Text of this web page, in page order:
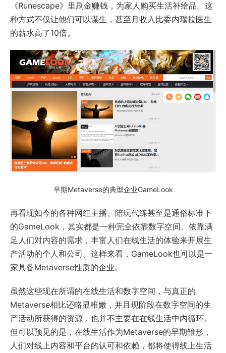
《Runescape》里刷金赚钱，为家人购买生活补给品。这
种方式不仅让他们可以谋生，甚至月收入比委内瑞拉医生
的薪水高了10倍。
早期Metaverse的典型企业GameLook
再看现如今的各种网红主播、陪玩代练甚至是通俗标准下
的GameLook，其实都是一种完全依靠数字空间、依靠满
足人们对内容的需求，丰富人们在线生活的体验来开展生
产活动的个人和公司。这样来看，GameLook也可以是一
家具备Metaverse性质的企业。
虽然这些现在所谓的在线生活和数字空间，与真正的
Metaverse相比还略显稚嫩，并且现阶段在数字空间的生
产活动所获得的资源，也并不主要在在线生活中内循环。
但可以预见的是，在线生活作为Metaverse的早期雏形，
人们对线上内容和平台的认可和依赖，都将使得线上生活